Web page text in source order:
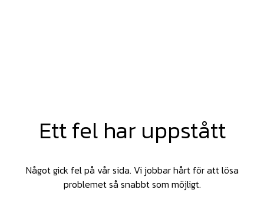
Ett fel har uppstått
Något gick fel på vår sida. Vi jobbar hårt för att lösa
problemet så snabbt som möjligt.